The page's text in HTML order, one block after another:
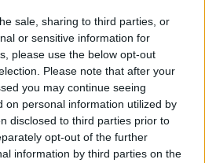
sale, sharing to third parties, or
or sensitive information for
please use the below opt-out
Please note that after your
you may continue seeing
on personal information utilized by
disclosed to third parties prior to
opt-out of the further
information by third parties on the